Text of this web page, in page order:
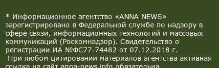
* Информационное агентство «ANNA NEWS»
зарегистрировано в Федеральной службе по надзору в
сфере связи, информационных технологий и массовых
коммуникаций (Роскомнадзор). Свидетельство о
регистрации ИА №ФС77-74482 от 07.12.2018 г.
При любом цитировании материалов агентства активная
ссылка на сайт anna-news.info обязательна.